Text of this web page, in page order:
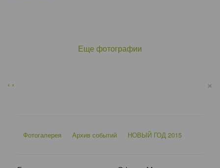
Еще фотографии
‹ › ×
Фотогалерея Архив событий НОВЫЙ ГОД 2015